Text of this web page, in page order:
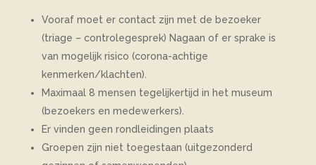
Vooraf moet er contact zijn met de bezoeker
(triage – controlegesprek) Nagaan of er sprake is
van mogelijk risico (corona-achtige
kenmerken/klachten).
Maximaal 8 mensen tegelijkertijd in het museum
(bezoekers en medewerkers).
Er vinden geen rondleidingen plaats
Groepen zijn niet toegestaan (uitgezonderd